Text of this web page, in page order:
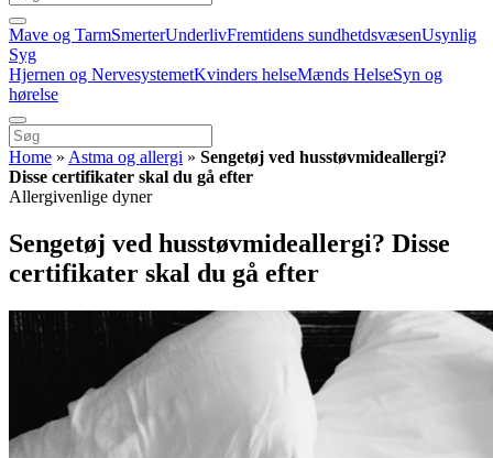
Mave og TarmSmerterUnderlivFremtidens sundhetdsvæsenUsynlig
Syg
Hjernen og NervesystemetKvinders helseMænds HelseSyn og
hørelse
Home » Astma og allergi » Sengetøj ved husstøvmideallergi?
Disse certifikater skal du gå efter
Allergivenlige dyner
Sengetøj ved husstøvmideallergi? Disse
certifikater skal du gå efter